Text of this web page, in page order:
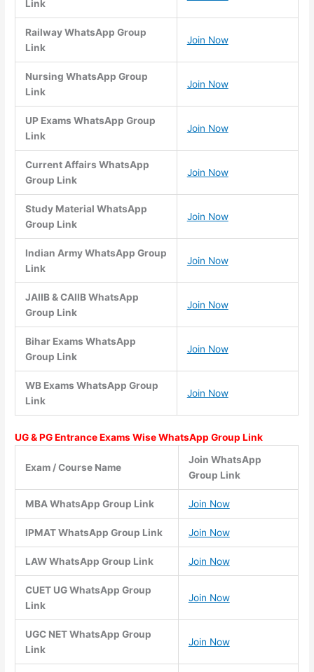
Link
Railway WhatsApp Group
Link
Join Now
Nursing WhatsApp Group
Link
Join Now
UP Exams WhatsApp Group
Link
Join Now
Current Affairs WhatsApp
Group Link
Join Now
Study Material WhatsApp
Group Link
Join Now
Indian Army WhatsApp Group
Link
Join Now
JAIIB & CAIIB WhatsApp
Group Link
Join Now
Bihar Exams WhatsApp
Group Link
Join Now
WB Exams WhatsApp Group
Link
Join Now
UG & PG Entrance Exams Wise WhatsApp Group Link
Exam / Course Name
Join WhatsApp
Group Link
MBA WhatsApp Group Link Join Now
IPMAT WhatsApp Group Link Join Now
LAW WhatsApp Group Link Join Now
CUET UG WhatsApp Group
Link
Join Now
UGC NET WhatsApp Group
Link
Join Now